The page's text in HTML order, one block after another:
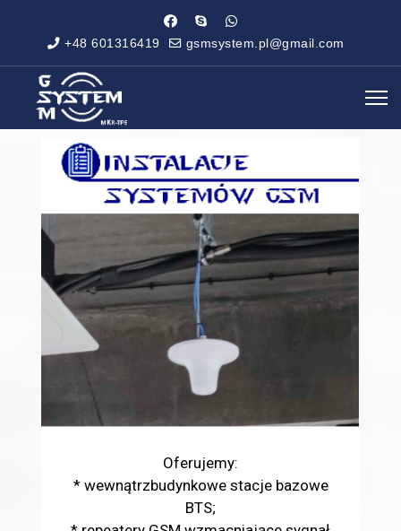
+48 601316419 gsmsystem.pl@gmail.com
Oferujemy:
* wewnątrzbudynkowe stacje bazowe
BTS;